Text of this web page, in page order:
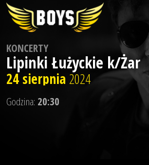
KONCERTY
Lipinki Łużyckie k/Żar
24 sierpnia 2024
Godzina: 20:30